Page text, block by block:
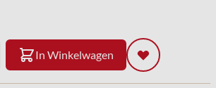
In Winkelwagen